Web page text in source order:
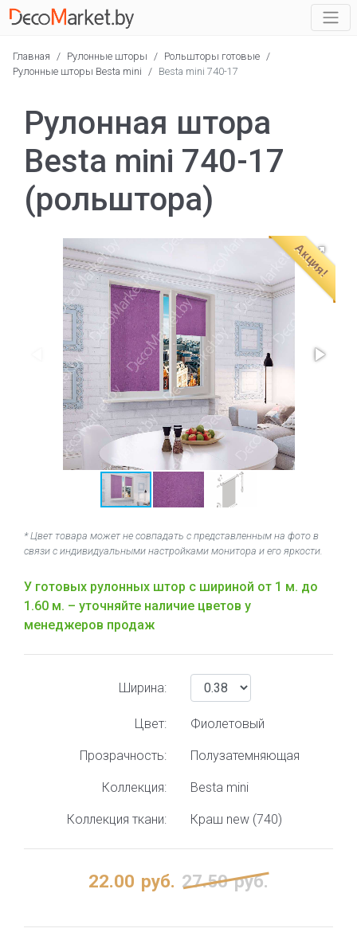
Главная / Рулонные шторы / Рольшторы готовые /
Рулонные шторы Besta mini / Besta mini 740-17
Рулонная штора
Besta mini 740-17
(рольштора)
Акция!
* Цвет товара может не совпадать с представленным на фото в
связи с индивидуальными настройками монитора и его яркости.
У готовых рулонных штор с шириной от 1 м. до
1.60 м. – уточняйте наличие цветов у
менеджеров продаж
Ширина:
Цвет: Фиолетовый
Прозрачность: Полузатемняющая
Коллекция: Besta mini
Коллекция ткани: Краш new (740)
22.00 руб. 27.50 руб.